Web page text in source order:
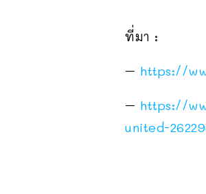
ที่มา :
– https://
– https://
united-